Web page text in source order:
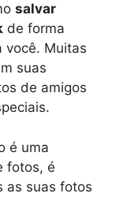
salvar
de forma
você. Muitas
suas
de amigos
é uma
fotos, é
as suas fotos